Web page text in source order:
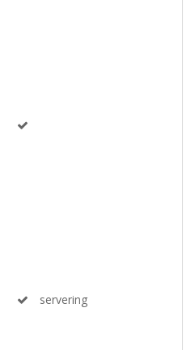
servering